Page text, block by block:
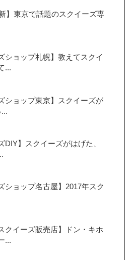
新】東京で話題のスクイーズ専
ショップ札幌】教えてスクイ
...
ショップ東京】スクイーズが
DIY】スクイーズがはげた、
ショップ名古屋】2017年スク
クイーズ販売店】ドン・キホ
...